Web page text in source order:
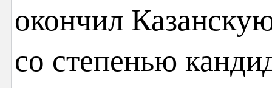
окончил
со степенью